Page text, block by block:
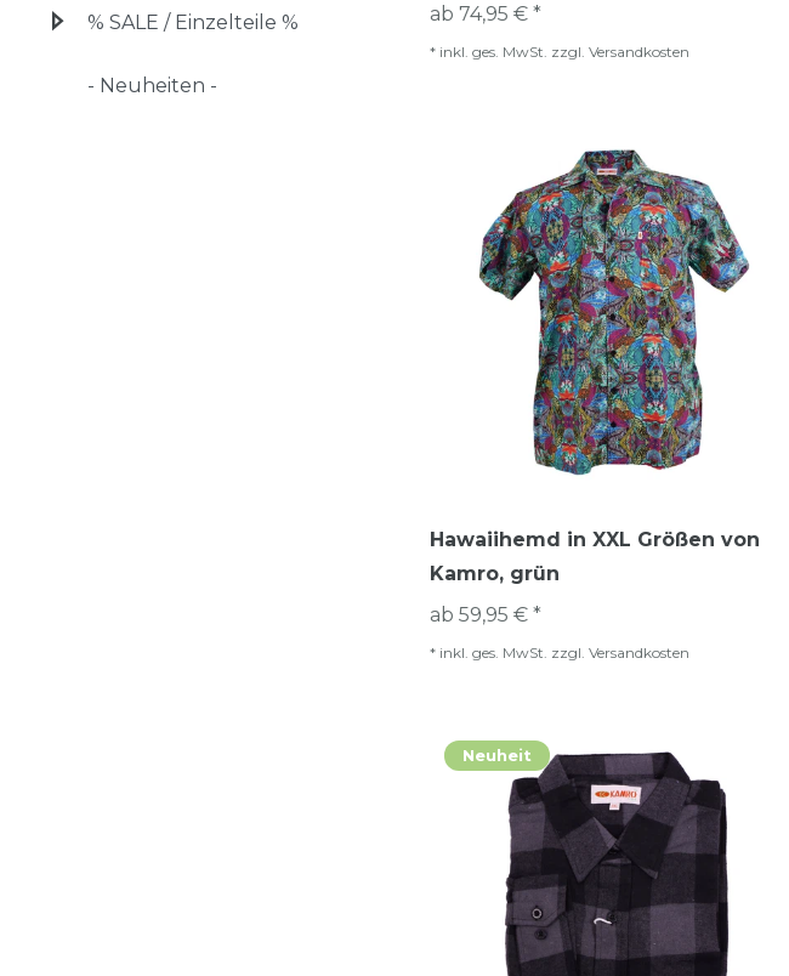
% SALE / Einzelteile %
- Neuheiten -
ab 74,95 € *
* inkl. ges. MwSt. zzgl. Versandkosten
Hawaiihemd in XXL Größen von
Kamro, grün
ab 59,95 € *
* inkl. ges. MwSt. zzgl. Versandkosten
Neuheit